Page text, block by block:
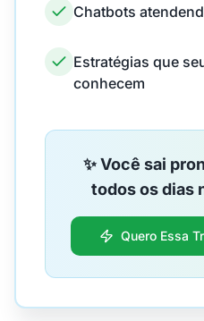
Chatbots
Estratégias que
conhecem
✨ Você sai
todos os dias
Quero Essa